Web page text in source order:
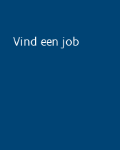
Vind een job